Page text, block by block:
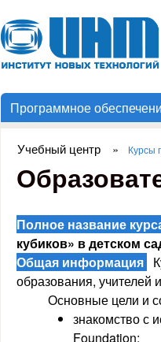
Новых
Программное
Вы здесь
Учебный центр » Курсы
Полное название
кубиков» в детском
Общая информация
образования, учителей
Основные цели и
знакомство с
Foundation;